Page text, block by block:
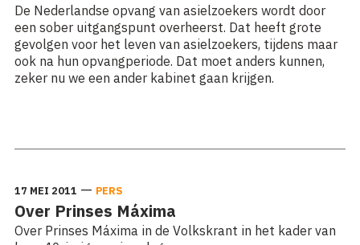
De Nederlandse opvang van asielzoekers wordt door
een sober uitgangspunt overheerst. Dat heeft grote
gevolgen voor het leven van asielzoekers, tijdens maar
ook na hun opvangperiode. Dat moet anders kunnen,
zeker nu we een ander kabinet gaan krijgen.
17 MEI 2011 — PERS
Over Prinses Máxima
Over Prinses Máxima in de Volkskrant in het kader van